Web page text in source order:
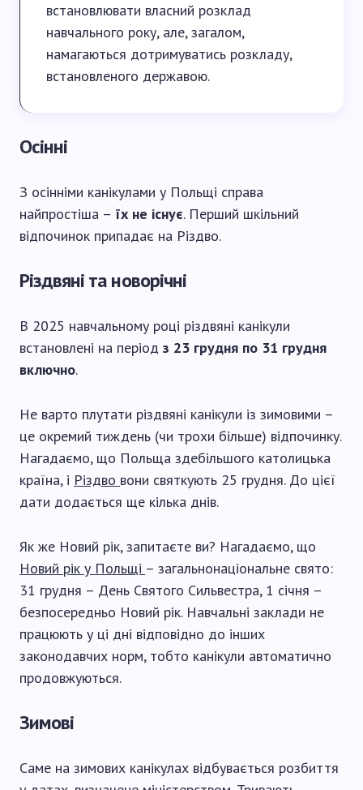
встановлювати власний розклад
навчального року, але, загалом,
намагаються дотримуватись розкладу,
встановленого державою.
Осінні
З осінніми канікулами у Польщі справа
найпростіша – їх не існує. Перший шкільний
відпочинок припадає на Різдво.
Різдвяні та новорічні
В 2025 навчальному році різдвяні канікули
встановлені на період з 23 грудня по 31 грудня
включно.
Не варто плутати різдвяні канікули із зимовими –
це окремий тиждень (чи трохи більше) відпочинку.
Нагадаємо, що Польща здебільшого католицька
країна, і Різдво вони святкують 25 грудня. До цієї
дати додається ще кілька днів.
Як же Новий рік, запитаєте ви? Нагадаємо, що
Новий рік у Польщі – загальнонаціональне свято:
31 грудня – День Святого Сильвестра, 1 січня –
безпосередньо Новий рік. Навчальні заклади не
працюють у ці дні відповідно до інших
законодавчих норм, тобто канікули автоматично
продовжуються.
Зимові
Саме на зимових канікулах відбувається розбиття